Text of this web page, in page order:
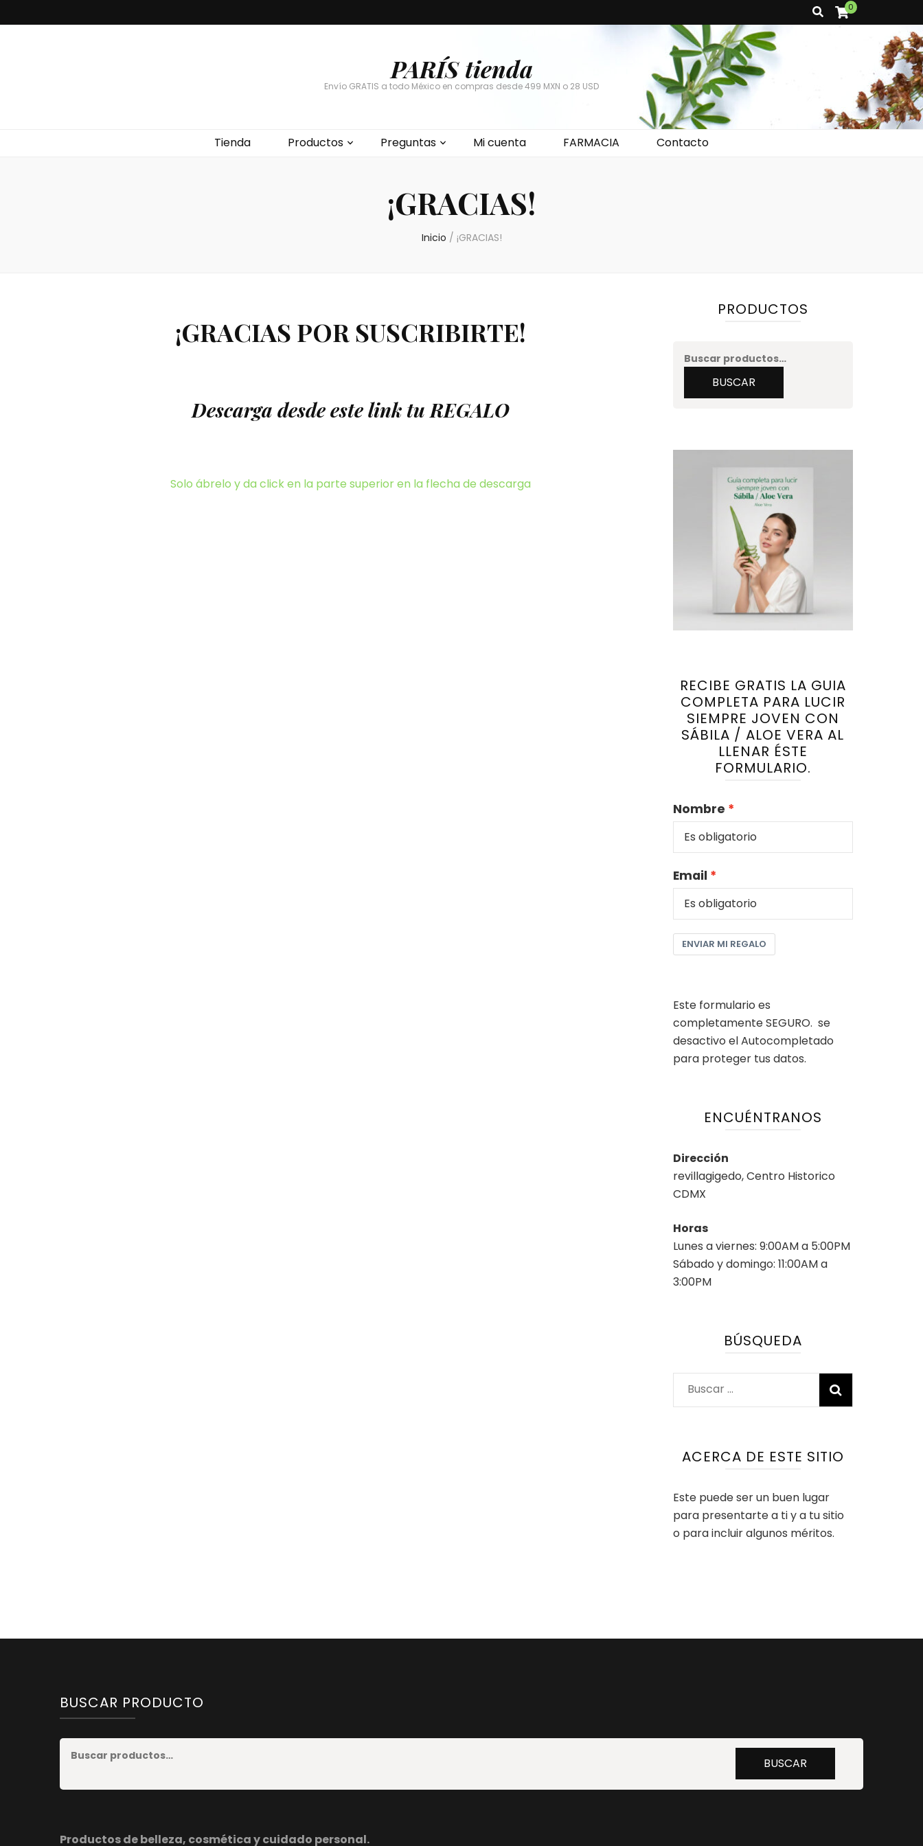
0
PARÍS tienda
Envío GRATIS a todo México en compras desde 499 MXN o 28 USD
Tienda Productos Preguntas Mi cuenta FARMACIA Contacto
¡GRACIAS!
Inicio / ¡GRACIAS!
¡GRACIAS POR SUSCRIBIRTE!
Descarga desde este link tu REGALO
Solo ábrelo y da click en la parte superior en la flecha de descarga
PRODUCTOS
BUSCAR
RECIBE GRATIS LA GUIA
COMPLETA PARA LUCIR
SIEMPRE JOVEN CON
SÁBILA / ALOE VERA AL
LLENAR ÉSTE
FORMULARIO.
Nombre
Email
ENVIAR MI REGALO
Este formulario es
completamente SEGURO. se
desactivo el Autocompletado
para proteger tus datos.
ENCUÉNTRANOS
Dirección
revillagigedo, Centro Historico
CDMX
Horas
Lunes a viernes: 9:00AM a 5:00PM
Sábado y domingo: 11:00AM a
3:00PM
BÚSQUEDA
Buscar:
ACERCA DE ESTE SITIO
Este puede ser un buen lugar
para presentarte a ti y a tu sitio
o para incluir algunos méritos.
BUSCAR PRODUCTO
BUSCAR
Productos de belleza, cosmética y cuidado personal.